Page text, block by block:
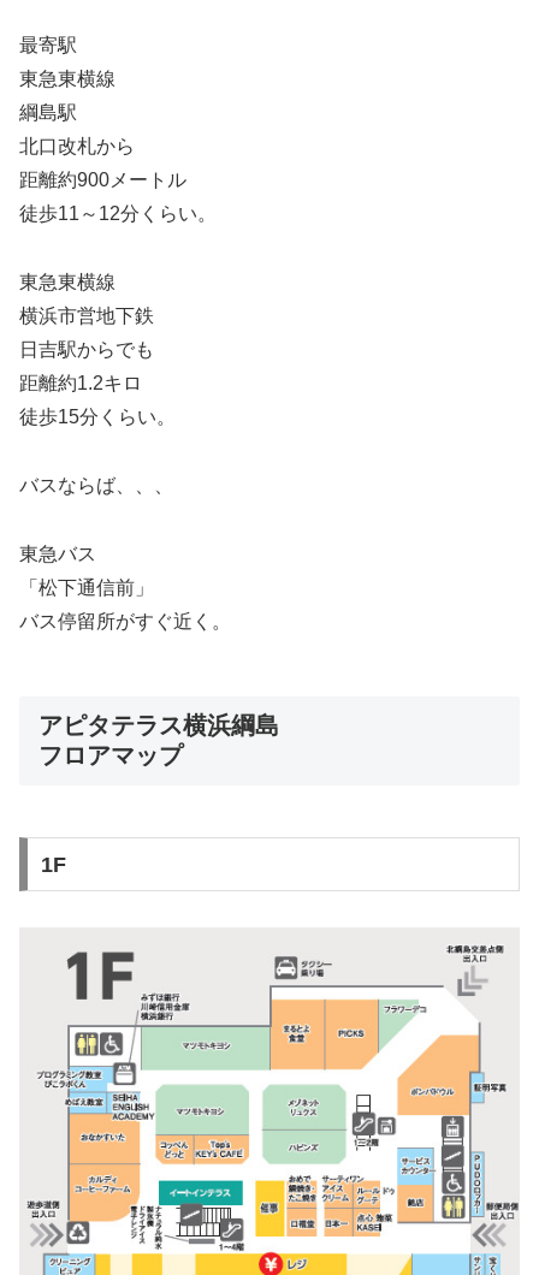
最寄駅
東急東横線
綱島駅
北口改札から
距離約900メートル
徒歩11～12分くらい。
東急東横線
横浜市営地下鉄
日吉駅からでも
距離約1.2キロ
徒歩15分くらい。
バスならば、、、
東急バス
「松下通信前」
バス停留所がすぐ近く。
アピタテラス横浜綱島
フロアマップ
1F